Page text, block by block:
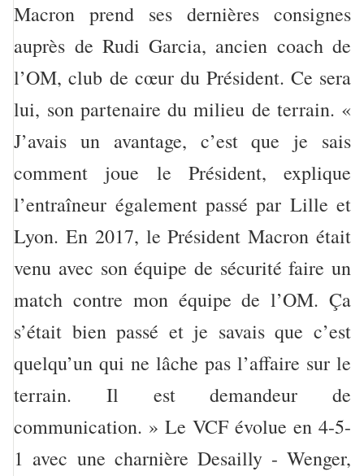
Macron prend ses dernières consignes
auprès de Rudi Garcia, ancien coach de
l’OM, club de cœur du Président. Ce sera
lui, son partenaire du milieu de terrain. «
J’avais un avantage, c’est que je sais
comment joue le Président, explique
l’entraîneur également passé par Lille et
Lyon. En 2017, le Président Macron était
venu avec son équipe de sécurité faire un
match contre mon équipe de l’OM. Ça
s’était bien passé et je savais que c’est
quelqu’un qui ne lâche pas l’affaire sur le
terrain. Il est demandeur de
communication. » Le VCF évolue en 4-5-
1 avec une charnière Desailly - Wenger,